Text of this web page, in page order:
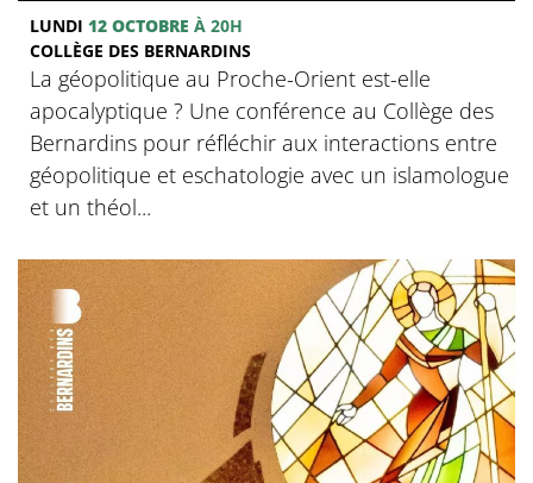
LUNDI 12 OCTOBRE À 20H
COLLÈGE DES BERNARDINS
La géopolitique au Proche-Orient est-elle
apocalyptique ? Une conférence au Collège des
Bernardins pour réfléchir aux interactions entre
géopolitique et eschatologie avec un islamologue
et un théol...